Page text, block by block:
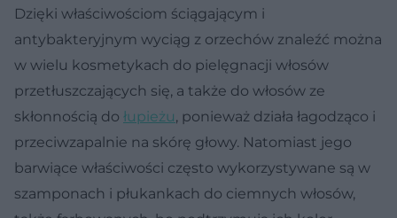
Dzięki właściwościom ściągającym i
antybakteryjnym wyciąg z orzechów znaleźć można
w wielu kosmetykach do pielęgnacji włosów
przetłuszczających się, a także do włosów ze
skłonnością do łupieżu, ponieważ działa łagodząco i
przeciwzapalnie na skórę głowy. Natomiast jego
barwiące właściwości często wykorzystywane są w
szamponach i płukankach do ciemnych włosów,